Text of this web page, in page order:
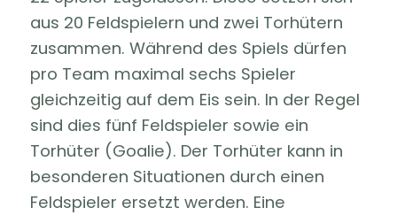
aus 20 Feldspielern und zwei Torhütern
zusammen. Während des Spiels dürfen
pro Team maximal sechs Spieler
gleichzeitig auf dem Eis sein. In der Regel
sind dies fünf Feldspieler sowie ein
Torhüter (Goalie). Der Torhüter kann in
besonderen Situationen durch einen
Feldspieler ersetzt werden. Eine